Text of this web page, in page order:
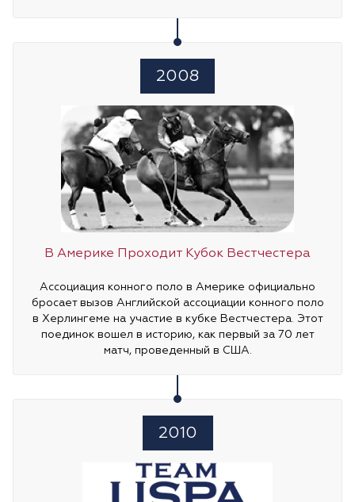
2008
В Америке Проходит Кубок Вестчестера
Ассоциация конного поло в Америке официально
бросает вызов Английской ассоциации конного поло
в Херлингеме на участие в кубке Вестчестера. Этот
поединок вошел в историю, как первый за 70 лет
матч, проведенный в США.
2010